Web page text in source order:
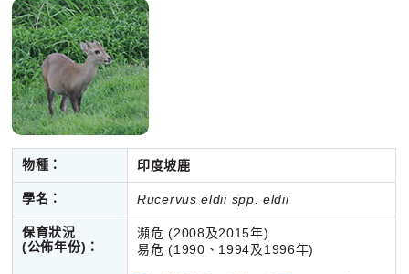
物種： 印度坡鹿
學名： Rucervus eldii spp. eldii
保育狀況
(公佈年份) ：
瀕危 (2008及2015年)
易危 (1990、1994及1996年)